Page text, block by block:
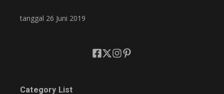
tanggal 26 Juni 2019
Category List